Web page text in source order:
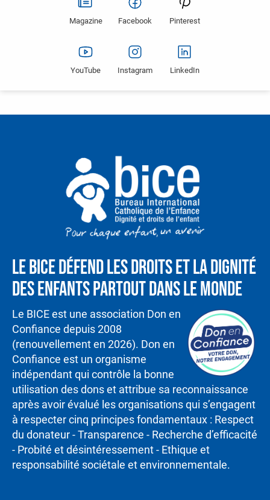
Magazine Facebook Pinterest
YouTube Instagram LinkedIn
Le BICE défend les droits et la dignité
des enfants partout dans le monde
Le BICE est une association Don en
Confiance depuis 2008
(renouvellement en 2026). Don en
Confiance est un organisme
indépendant qui contrôle la bonne
utilisation des dons et attribue sa reconnaissance
après avoir évalué les organisations qui s’engagent
à respecter cinq principes fondamentaux : Respect
du donateur - Transparence - Recherche d’efficacité
- Probité et désintéressement - Ethique et
responsabilité sociétale et environnementale.